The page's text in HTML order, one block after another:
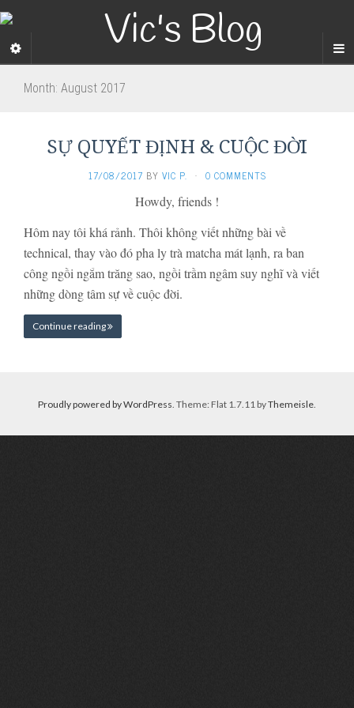
Month: August 2017
SỰ QUYẾT ĐỊNH & CUỘC ĐỜI
17/08/2017 BY VIC P. · 0 COMMENTS
Howdy, friends !
Hôm nay tôi khá rảnh. Thôi không viết những bài về
technical, thay vào đó pha ly trà matcha mát lạnh, ra ban
công ngồi ngắm trăng sao, ngồi trầm ngâm suy nghĩ và viết
những dòng tâm sự về cuộc đời.
Continue reading
Proudly powered by WordPress. Theme: Flat 1.7.11 byThemeisle.